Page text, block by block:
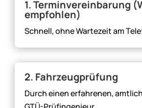
1. Terminvereinbarung
empfohlen)
Schnell, ohne Wartezeit am
2. Fahrzeugprüfung
Durch einen erfahrenen,